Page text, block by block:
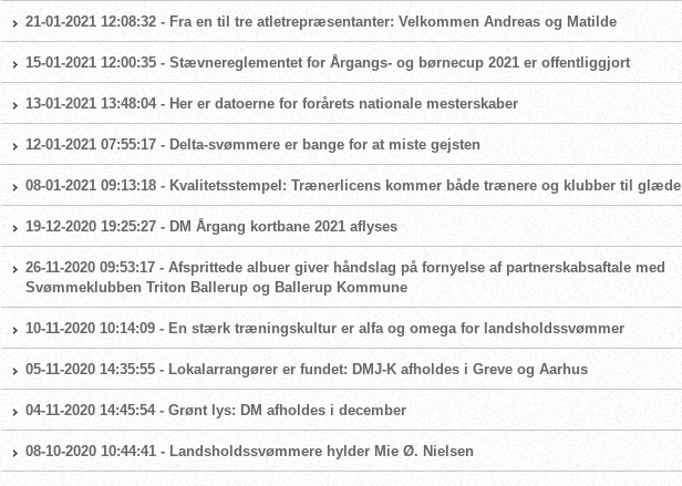
21-01-2021 12:08:32 - Fra en til tre atletrepræsentanter: Velkommen Andreas og Matilde
15-01-2021 12:00:35 - Stævnereglementet for Årgangs- og børnecup 2021 er offentliggjort
13-01-2021 13:48:04 - Her er datoerne for forårets nationale mesterskaber
12-01-2021 07:55:17 - Delta-svømmere er bange for at miste gejsten
08-01-2021 09:13:18 - Kvalitetsstempel: Trænerlicens kommer både trænere og klubber til glæde
19-12-2020 19:25:27 - DM Årgang kortbane 2021 aflyses
26-11-2020 09:53:17 - Afsprittede albuer giver håndslag på fornyelse af partnerskabsaftale med
Svømmeklubben Triton Ballerup og Ballerup Kommune
10-11-2020 10:14:09 - En stærk træningskultur er alfa og omega for landsholdssvømmer
05-11-2020 14:35:55 - Lokalarrangører er fundet: DMJ-K afholdes i Greve og Aarhus
04-11-2020 14:45:54 - Grønt lys: DM afholdes i december
08-10-2020 10:44:41 - Landsholdssvømmere hylder Mie Ø. Nielsen